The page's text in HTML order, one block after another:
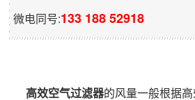
微电同号:133 188 52918
高效空气过滤器的风量一般根据高